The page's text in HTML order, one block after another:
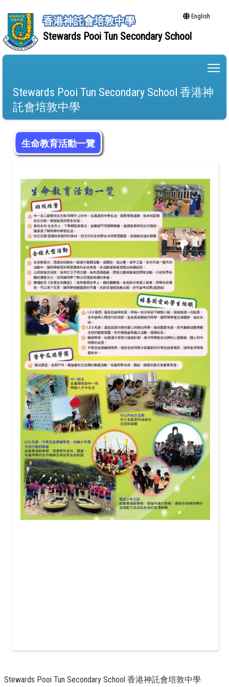
香港神託會培敦中學
Stewards Pooi Tun Secondary School
English
Stewards Pooi Tun Secondary School 香港神
託會培敦中學
生命教育活動一覽
Stewards Pooi Tun Secondary School 香港神託會培敦中學